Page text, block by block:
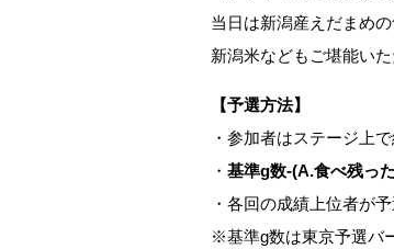
当日は新潟産えだまめ
新潟米などもご堪能いた
【予選方法】
・参加者はステージ上
・ 基準g数-(A.食べ残っ
・各回の成績上位者が
※基準g数は東京予選バ